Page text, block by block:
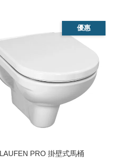
優惠
LAUFEN PRO 掛壁式馬桶